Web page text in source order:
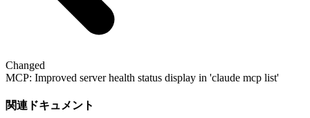
Changed
MCP: Improved server health status display in 'claude mcp list'
関連ドキュメント